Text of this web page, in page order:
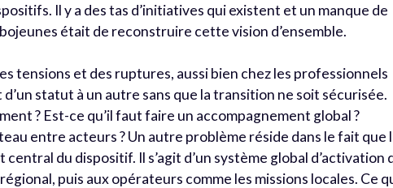
Il y a des tas d’initiatives qui existent et un manque de
était de reconstruire cette vision d’ensemble.
tensions et des ruptures, aussi bien chez les professionnels
statut à un autre sans que la transition ne soit sécurisée.
? Est-ce qu’il faut faire un accompagnement global ?
entre acteurs ? Un autre problème réside dans le fait que
du dispositif. Il s’agit d’un système global d’activation
puis aux opérateurs comme les missions locales. Ce